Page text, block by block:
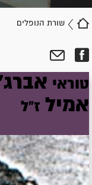
שורת הנופלים
טוראי
אמיל ז"ל